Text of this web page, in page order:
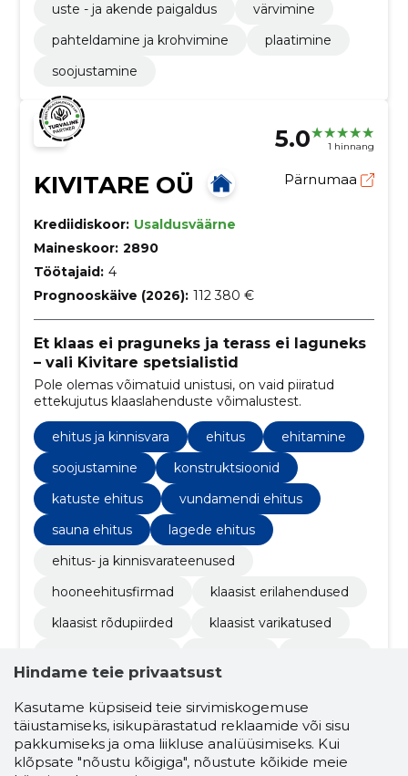
uste - ja akende paigaldus
värvimine
pahteldamine ja krohvimine
plaatimine
soojustamine
5.0 1 hinnang
KIVITARE OÜ Pärnumaa
Krediidiskoor: Usaldusväärne
Maineskoor: 2890
Töötajaid: 4
Prognooskäive (2026): 112 380 €
Et klaas ei praguneks ja terass ei laguneks
– vali Kivitare spetsialistid
Pole olemas võimatuid unistusi, on vaid piiratud
ettekujutus klaaslahenduste võimalustest.
ehitus ja kinnisvara ehitus
ehitamine
soojustamine
konstruktsioonid
katuste ehitus
vundamendi ehitus
sauna ehitus
lagede ehitus
ehitus- ja kinnisvarateenused
hooneehitusfirmad
klaasist erilahendused
klaasist rõdupiirded
klaasist varikatused
üle eesti
paigaldus
renoveerimine
vahetus
fassaadide ehitus
terrassid
Hindame teie privaatsust
Kasutame küpsiseid teie sirvimiskogemuse
täiustamiseks, isikupärastatud reklaamide või sisu
pakkumiseks ja oma liikluse analüüsimiseks. Kui
klõpsate "nõustu kõigiga", nõustute kõikide meie